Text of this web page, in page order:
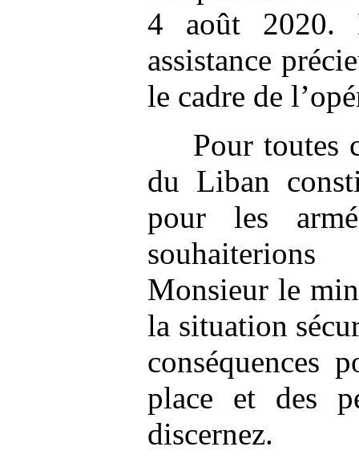
4 août 2020.
assistance
le cadre de
Pour toutes
du Liban
pour les
Monsieur le
la situation
conséquences
place et des
discernez.